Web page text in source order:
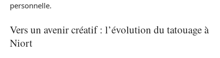
personnelle.
Vers un avenir créatif : l’évolution du tatouage à
Niort